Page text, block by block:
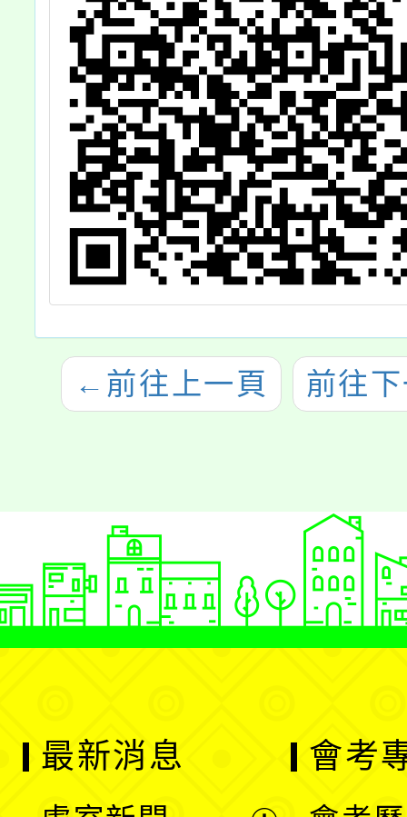
← 前往上一頁 前往
最新消息 會考